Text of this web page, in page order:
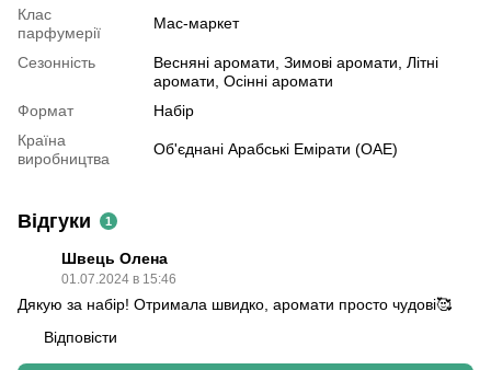
Клас
парфумерії
Мас-маркет
Сезонність
Весняні аромати, Зимові аромати, Літні
аромати, Осінні аромати
Формат
Набір
Країна
виробництва
Об'єднані Арабські Емірати (ОАЕ)
Відгуки 1
Швець Олена
01.07.2024 в 15:46
Дякую за набір! Отримала швидко, аромати просто чудові🥰
Відповісти